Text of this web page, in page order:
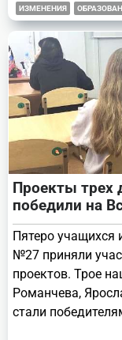
ИЗМЕНЕНИЯ
Проекты трех
победили на
Пятеро учащихся
№27 приняли
проектов. Трое
Романчева,
стали